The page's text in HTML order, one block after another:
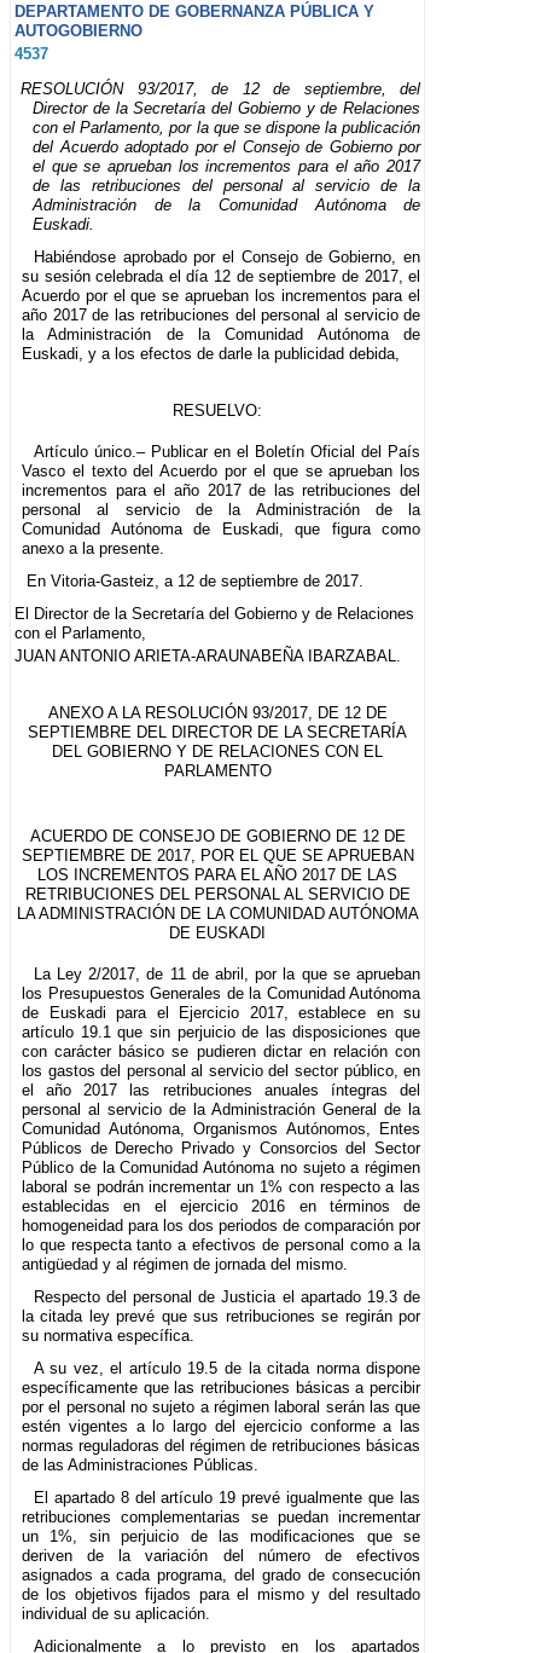
DEPARTAMENTO DE GOBERNANZA PÚBLICA Y
AUTOGOBIERNO
4537
RESOLUCIÓN 93/2017, de 12 de septiembre, del
Director de la Secretaría del Gobierno y de Relaciones
con el Parlamento, por la que se dispone la publicación
del Acuerdo adoptado por el Consejo de Gobierno por
el que se aprueban los incrementos para el año 2017
de las retribuciones del personal al servicio de la
Administración de la Comunidad Autónoma de
Euskadi.
Habiéndose aprobado por el Consejo de Gobierno, en
su sesión celebrada el día 12 de septiembre de 2017, el
Acuerdo por el que se aprueban los incrementos para el
año 2017 de las retribuciones del personal al servicio de
la Administración de la Comunidad Autónoma de
Euskadi, y a los efectos de darle la publicidad debida,
RESUELVO:
Artículo único.– Publicar en el Boletín Oficial del País
Vasco el texto del Acuerdo por el que se aprueban los
incrementos para el año 2017 de las retribuciones del
personal al servicio de la Administración de la
Comunidad Autónoma de Euskadi, que figura como
anexo a la presente.
En Vitoria-Gasteiz, a 12 de septiembre de 2017.
El Director de la Secretaría del Gobierno y de Relaciones
con el Parlamento,
JUAN ANTONIO ARIETA-ARAUNABEÑA IBARZABAL.
ANEXO A LA RESOLUCIÓN 93/2017, DE 12 DE
SEPTIEMBRE DEL DIRECTOR DE LA SECRETARÍA
DEL GOBIERNO Y DE RELACIONES CON EL
PARLAMENTO
ACUERDO DE CONSEJO DE GOBIERNO DE 12 DE
SEPTIEMBRE DE 2017, POR EL QUE SE APRUEBAN
LOS INCREMENTOS PARA EL AÑO 2017 DE LAS
RETRIBUCIONES DEL PERSONAL AL SERVICIO DE
LA ADMINISTRACIÓN DE LA COMUNIDAD AUTÓNOMA
DE EUSKADI
La Ley 2/2017, de 11 de abril, por la que se aprueban
los Presupuestos Generales de la Comunidad Autónoma
de Euskadi para el Ejercicio 2017, establece en su
artículo 19.1 que sin perjuicio de las disposiciones que
con carácter básico se pudieren dictar en relación con
los gastos del personal al servicio del sector público, en
el año 2017 las retribuciones anuales íntegras del
personal al servicio de la Administración General de la
Comunidad Autónoma, Organismos Autónomos, Entes
Públicos de Derecho Privado y Consorcios del Sector
Público de la Comunidad Autónoma no sujeto a régimen
laboral se podrán incrementar un 1% con respecto a las
establecidas en el ejercicio 2016 en términos de
homogeneidad para los dos periodos de comparación por
lo que respecta tanto a efectivos de personal como a la
antigüedad y al régimen de jornada del mismo.
Respecto del personal de Justicia el apartado 19.3 de
la citada ley prevé que sus retribuciones se regirán por
su normativa específica.
A su vez, el artículo 19.5 de la citada norma dispone
específicamente que las retribuciones básicas a percibir
por el personal no sujeto a régimen laboral serán las que
estén vigentes a lo largo del ejercicio conforme a las
normas reguladoras del régimen de retribuciones básicas
de las Administraciones Públicas.
El apartado 8 del artículo 19 prevé igualmente que las
retribuciones complementarias se puedan incrementar
un 1%, sin perjuicio de las modificaciones que se
deriven de la variación del número de efectivos
asignados a cada programa, del grado de consecución
de los objetivos fijados para el mismo y del resultado
individual de su aplicación.
Adicionalmente a lo previsto en los apartados